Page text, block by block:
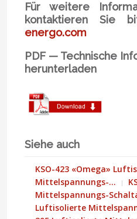
Für weitere
kontaktieren Sie
energo.com
PDF — Technische
herunterladen
Siehe auch
KSO-423 «Omega»
Mittelspannungs-…
Mittelspannungs-
Luftisolierte